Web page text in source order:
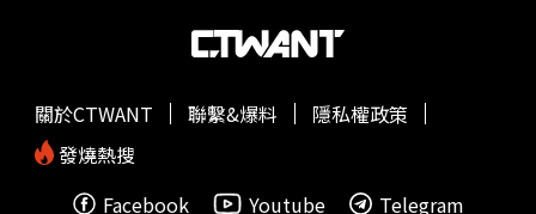
關於CTWANT 聯繫&爆料
隱私權政策
發燒熱搜
Facebook
Youtube Telegram